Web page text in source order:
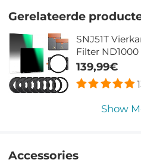
Gerelateerde
SNJ51T
Filter
Filter +
Xcel Serie
139,99€
Show
Accessories